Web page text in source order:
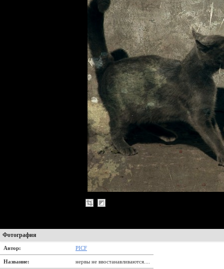
Фотография
Автор: PICF
Название: нервы не ввостанавливаются....